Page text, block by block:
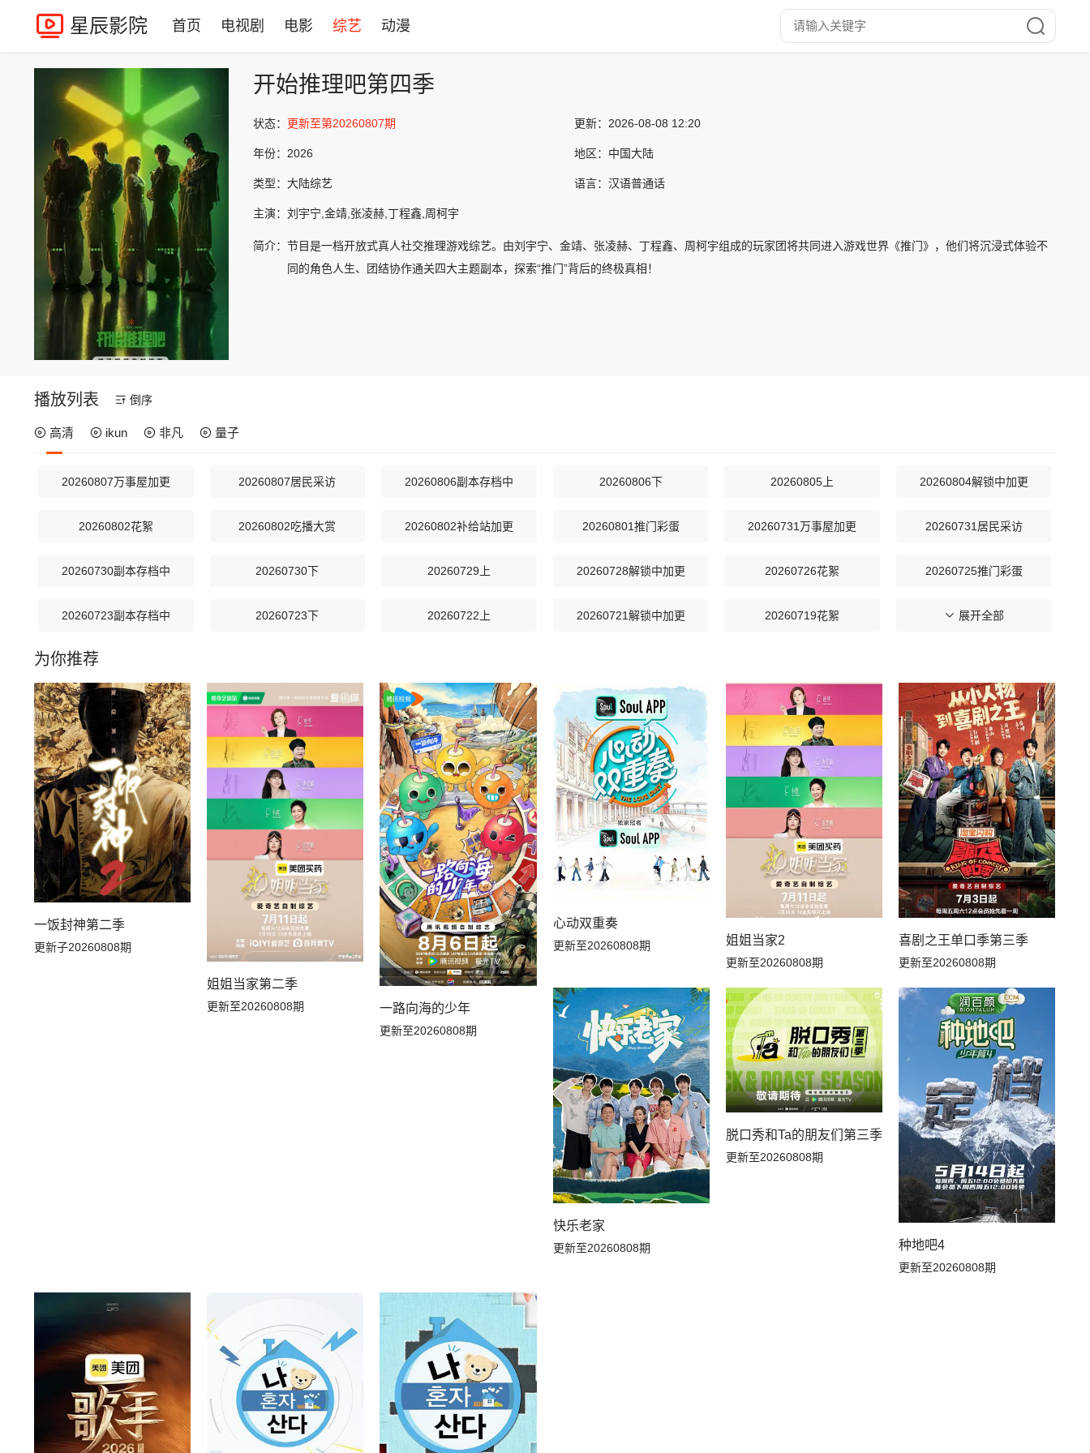
星辰影院 首页 电视剧 电影 综艺 动漫
开始推理吧第四季
状态： 更新至第20260807期 更新： 2026-08-08 12:20
年份： 2026 地区： 中国大陆
类型： 大陆综艺 语言： 汉语普通话
主演： 刘宇宁,金靖,张凌赫,丁程鑫,周柯宇
简介： 节目是一档开放式真人社交推理游戏综艺。由刘宇宁、金靖、张凌赫、丁程鑫、周柯宇组成的玩家团将共同进入游戏世界《推门》，他们将沉浸式体验不
同的角色人生、团结协作通关四大主题副本，探索“推门”背后的终极真相！
播放列表 倒序
高清 ikun 非凡 量子
20260807万事屋加更 20260807居民采访 20260806副本存档中 20260806下 20260805上 20260804解锁中加更
20260802花絮 20260802吃播大赏 20260802补给站加更 20260801推门彩蛋 20260731万事屋加更 20260731居民采访
20260730副本存档中 20260730下 20260729上 20260728解锁中加更 20260726花絮 20260725推门彩蛋
20260723副本存档中 20260723下 20260722上 20260721解锁中加更 20260719花絮 20260719吃播大赏
20260719补给站加更
20260715上 20260714解锁中加更 20260712吃播大赏 20260712补给站加更 20260711推门彩蛋 20260710万事屋加更
20260710居民采访 20260709副本存档中 20260709下 20260708上 20260707解锁中加更 20260703万事屋特别加更
20260702副本加更下 20260701副本加更上 20260625副本加更下 20260624副本加更上 20260621吃播大赏 20260621花絮
20260621补给站加更 20260619万事屋加更 20260619居民采访 20260618副本存档中 20260618下 20260617上
20260616解锁中加更 20260614花絮 20260612居民采访 20260612万事屋加更 20260611下 20260611副本存档中
20260610上 20260609解锁中加更 20260607花絮 20260607吃播大赏
20260604下 20260602副本解锁中 20260530推门加更
20260529居民采访 20260528副本存档中 20260528下 20260527上
20260513名场面特辑 20260506名场面特辑 20260429名场面特辑
展开全部
为你推荐
一饭封神第二季
更新子20260808期
姐姐当家第二季
更新至20260808期 一路向海的少年
更新至20260808期
心动双重奏
更新至20260808期 姐姐当家2
更新至20260808期
喜剧之王单口季第三季
更新至20260808期
快乐老家
更新至20260808期
脱口秀和Ta的朋友们第三季
更新至20260808期
种地吧4
更新至20260808期